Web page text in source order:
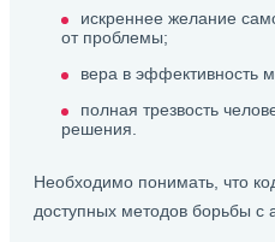
искреннее желание
от проблемы;
вера в эффективность
полная трезвость
решения.
Необходимо понимать, что
доступных методов борьбы с